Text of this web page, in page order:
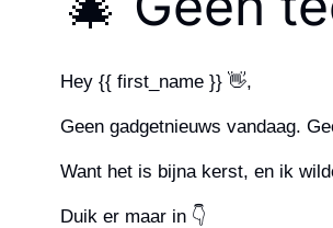
Hey {{ first_name }} 👋,
Geen gadgetnieuws vandaag.
Want het is bijna kerst, en ik
Duik er maar in 👇